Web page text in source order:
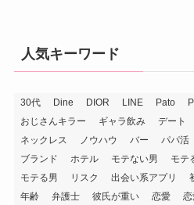
人気キーワード
30代 Dine DIOR LINE Pato
おじさんキラー
ギャラ飲み デート
ネックレス
ノウハウ バー パパ活
ブランド
ホテル モテない男 モテ
モテる男
リスク 出会い系アプリ
年齢
弁護士 彼氏が重い 恋愛